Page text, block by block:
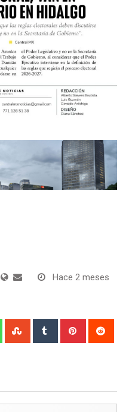
Hace 2 meses
WhatsappStumbleUpon
Tumblr Pinterest